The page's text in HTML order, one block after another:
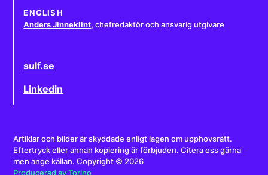
ENGLISH
Anders Jinneklint, chefredaktör och ansvarig utgivare
sulf.se
Linkedin
Artiklar och bilder är skyddade enligt lagen om upphovsrätt.
Eftertryck eller annan kopiering är förbjuden. Citera oss gärna
men ange källan. Copyright © 2026
Producerad av Torino